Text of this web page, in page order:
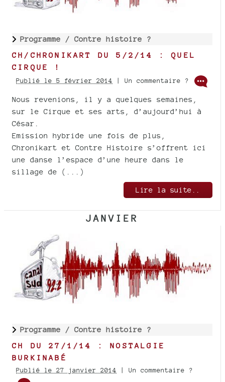
Programme / Contre histoire ?
CH/CHRONIKART DU 5/2/14 : QUEL
CIRQUE !
Publié le 5 février 2014 | Un commentaire ?
Nous revenions, il y a quelques semaines,
sur le Cirque et ses arts, d’aujourd’hui à
César.
Emission hybride une fois de plus,
Chronikart et Contre Histoire s’offrent ici
une danse l’espace d’une heure dans le
sillage de (...)
Lire la suite..
JANVIER
Programme / Contre histoire ?
CH DU 27/1/14 : NOSTALGIE
BURKINABÉ
Publié le 27 janvier 2014 | Un commentaire ?